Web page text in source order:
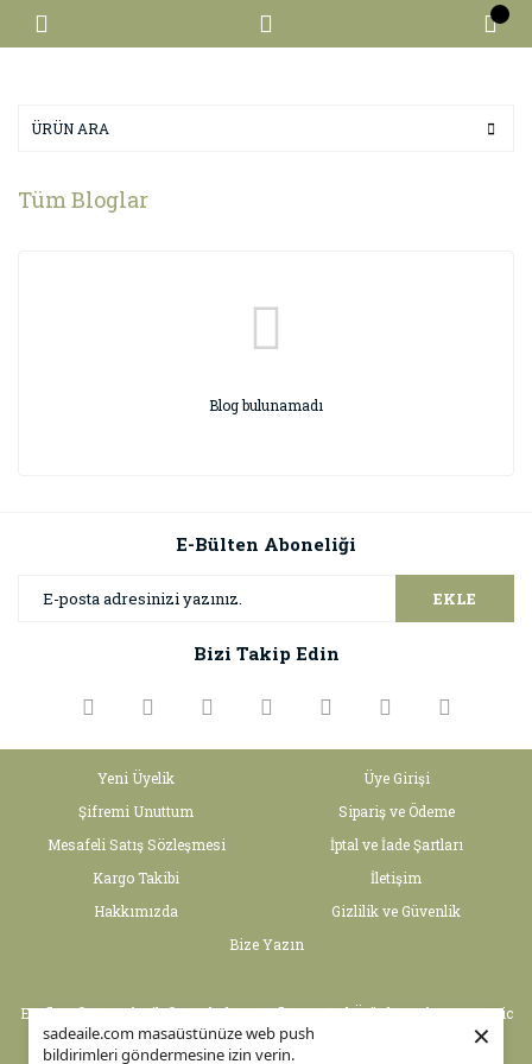
sadeaile.com masaüstünüze web push
bildirimleri göndermesine izin verin.
×
Tüm Bloglar
Blog bulunamadı
E-Bülten Aboneliği
EKLE
Bizi Takip Edin
Yeni Üyelik
Üye Girişi
Şifremi Unuttum
Sipariş ve Ödeme
Mesafeli Satış Sözleşmesi
İptal ve İade Şartları
Kargo Takibi
İletişim
Hakkımızda
Gizlilik ve Güvenlik
Bize Yazın
Egeflora® ve Sadeaile® markaları Egeflora Doğal Ürünler Gıda San ve Tic
Ltd Şti 'ne aittir. Kredi kartı bilgileriniz 256bit SSL sertifikası ile
korunmaktadır.